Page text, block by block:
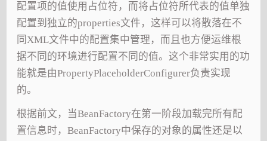
配置项的值使用占位符，而将占位符所代表的值单独
配置到独立的properties文件，这样可以将散落在不
同XML文件中的配置集中管理，而且也方便运维根
据不同的环境进行配置不同的值。这个非常实用的功
能就是由PropertyPlaceholderConfigurer负责实现
的。
根据前文，当BeanFactory在第一阶段加载完所有配
置信息时，BeanFactory中保存的对象的属性还是以